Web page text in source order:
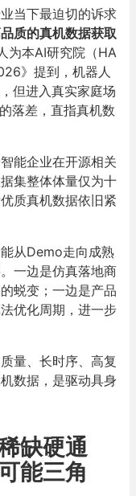
当下最迫切的诉求
质的真机数据获取
为本AI研究院（HA
》提到，机器人
但进入真实家庭场
落差，直指真机数
能企业在开源相关
集整体体量仅为十
质真机数据依旧紧
从Demo走向成熟
一边是仿真落地商
蜕变；一边是产品
优化周期，进一步
量、长时序、高复
数据，是驱动具身
缺硬通
能三角